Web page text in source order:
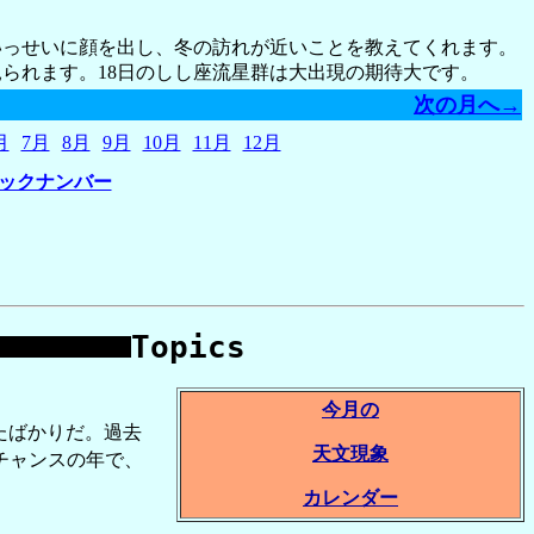
せいに顔を出し、冬の訪れが近いことを教えてくれます。
れます。18日のしし座流星群は大出現の期待大です。
次の月へ→
7月 8月 9月 10月 11月
12月
クナンバー
Topics
ばかりだ。過去
ンスの年で、
今月の
天文現象
カレンダー